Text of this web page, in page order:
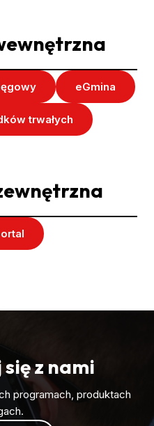
eGmina
trwałych
z nami
programach, produktach